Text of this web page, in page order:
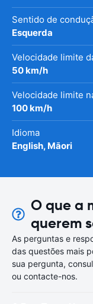
Sentido de
Esquerda
Velocidade limite
50 km/h
Velocidade limite
100 km/h
Idioma
English, Māori
O que a
querem
As perguntas e
das questões mais
sua pergunta,
ou contacte-nos.